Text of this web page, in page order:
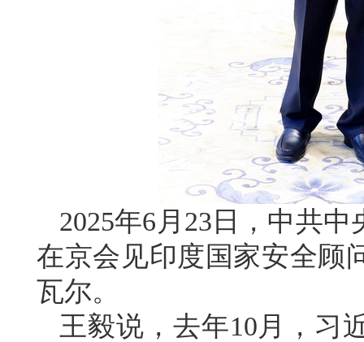
2025年6月23日，中共
在京会见印度国家安全顾
瓦尔。
王毅说，去年10月，习